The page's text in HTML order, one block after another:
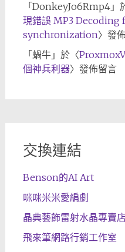
「 DonkeyJo6Rmp4」
現錯誤 MP3 Decoding
synchronization〉發
「 蝸牛」於〈
個神兵利器〉發佈留言
交換連結
Benson的AI Art
咪咪米米愛編劇
晶典藝飾雷射水晶專賣店
飛來筆網路行銷工作室